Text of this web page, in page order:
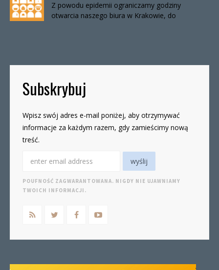
Z powodu epidemii ograniczamy godziny
otwarcia naszego biura w Krakowie, do
Subskrybuj
Wpisz swój adres e-mail poniżej, aby otrzymywać
informacje za każdym razem, gdy zamieścimy nową
treść.
POUFNOŚĆ ZAGWARANTOWANA. NIGDY NIE UJAWNIAMY
TWOICH INFORMACJI.